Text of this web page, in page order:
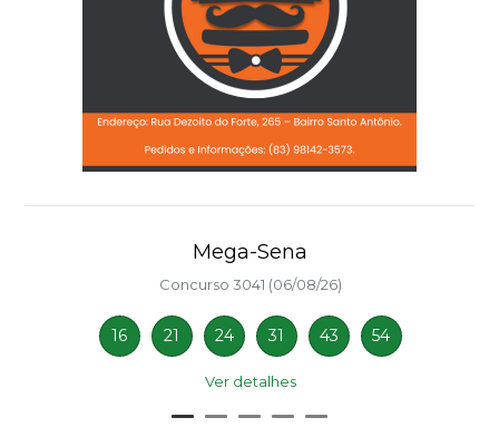
Mega-Sena
Concurso 3041 (06/08/26)
16 21 24 31 43 54
Ver detalhes